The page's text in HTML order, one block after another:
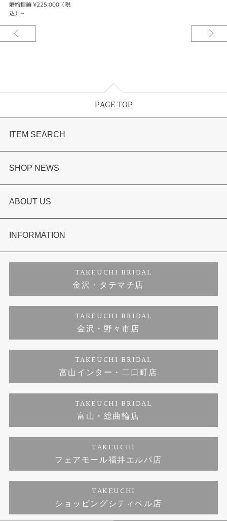
婚約指輪 ¥225,000（税
込）~
PAGE TOP
ITEM SEARCH
婚約指輪
結婚指輪
セットリング
婚約ネックレス
ダイヤモンド
ジュエリーリフォーム
SHOP NEWS
選ばれる理由まとめ
お客様の声
プロポーズサポート
ブランドリスト
福井指輪工房｜手作りペアリング
福井指輪工房｜手作り結婚指輪 and 婚約指輪
福井工房｜手作り婚約指輪プロポーズプラン
ABOUT US
会社概要
お客様の声
INFORMATION
プライバシーポリシー
TAKEUCHI BRIDAL
金沢・タテマチ店
TAKEUCHI BRIDAL
金沢・野々市店
TAKEUCHI BRIDAL
富山インター・二口町店
TAKEUCHI BRIDAL
富山・総曲輪店
TAKEUCHI
フェアモール福井エルパ店
TAKEUCHI
ショッピングシティベル店